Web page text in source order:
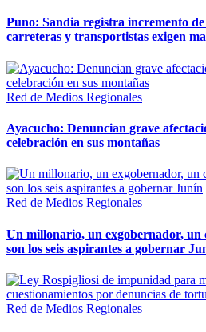
Puno: Sandia registra incremento
carreteras y transportistas exigen
Red de Medios Regionales
Ayacucho: Denuncian grave
celebración en sus montañas
Red de Medios Regionales
Un millonario, un exgobernador, un
son los seis aspirantes a gobernar
Red de Medios Regionales